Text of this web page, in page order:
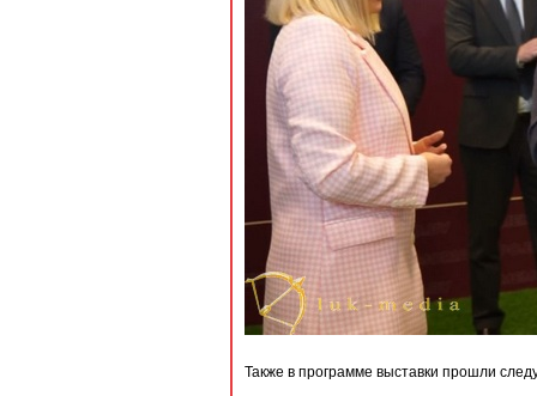
Также в программе выставки прошли